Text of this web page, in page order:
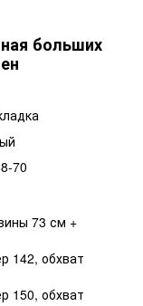
больших
70
73 см +
142, обхват
150, обхват